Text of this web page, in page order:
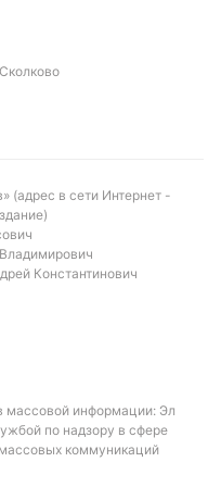
встреч.
для ставок с
автор обзоров БК и
на английский футбол
(адрес в сети Интернет -
Константинович
массовой информации: Эл
по надзору в сфере
коммуникаций